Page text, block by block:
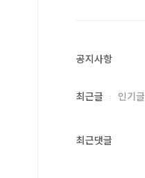
공지사항
최근글 인기글
최근댓글